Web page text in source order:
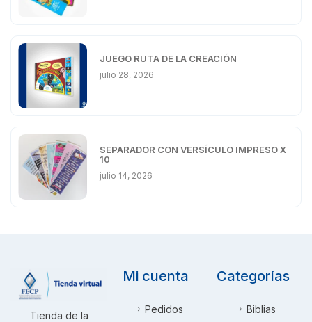
JUEGO RUTA DE LA CREACIÓN
julio 28, 2026
SEPARADOR CON VERSÍCULO IMPRESO X
10
julio 14, 2026
Tienda de la
Mi cuenta
Pedidos
Categorías
Biblias